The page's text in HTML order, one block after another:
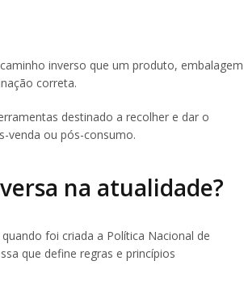
inverso que um produto, embalagem
correta.
destinado a recolher e dar o
venda ou pós-consumo.
na atualidade?
foi criada a Política Nacional de
que define regras e princípios